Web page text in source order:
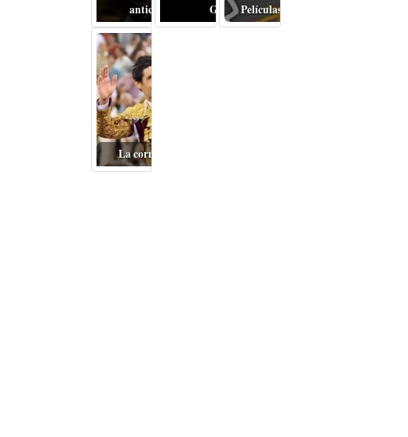
anticomunista
GuerraPelículas inquietantes
La corrida del siglo